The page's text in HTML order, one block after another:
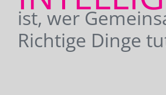
ist, wer
Richtige Dinge